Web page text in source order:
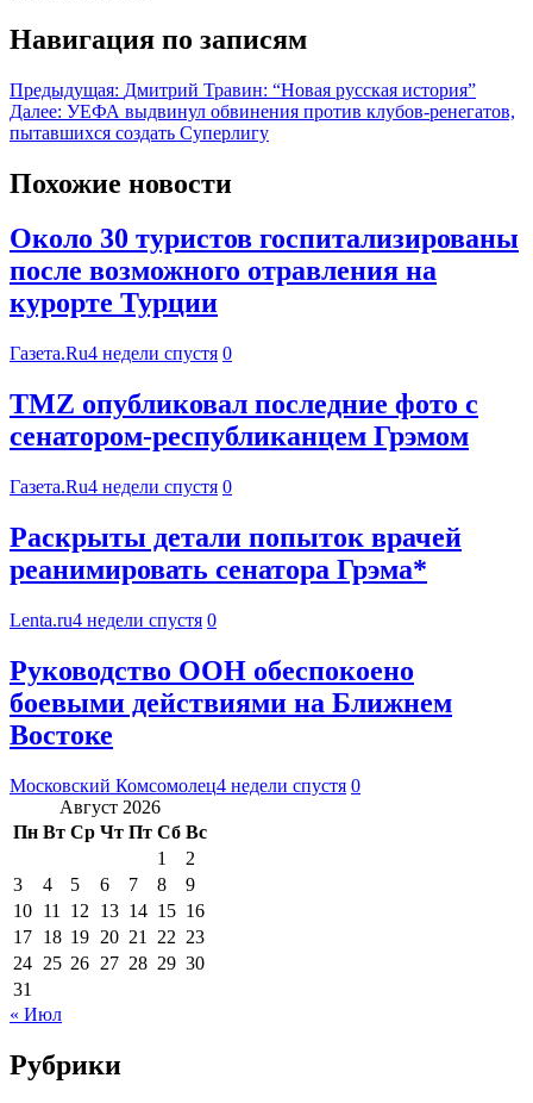
Навигация по записям
Предыдущая: Дмитрий Травин: “Новая русская история”
Далее: УЕФА выдвинул обвинения против клубов-ренегатов,
пытавшихся создать Суперлигу
Похожие новости
Около 30 туристов госпитализированы
после возможного отравления на
курорте Турции
Газета.Ru4 недели спустя 0
TMZ опубликовал последние фото с
сенатором-республиканцем Грэмом
Газета.Ru4 недели спустя 0
Раскрыты детали попыток врачей
реанимировать сенатора Грэма*
Lenta.ru4 недели спустя 0
Руководство ООН обеспокоено
боевыми действиями на Ближнем
Востоке
Московский Комсомолец4 недели спустя 0
Август 2026
Пн Вт Ср Чт Пт Сб Вс
1
2
3
4 5 6 7 8
9
10 11 12 13 14 15 16
17 18 19 20 21 22 23
24 25 26 27 28 29 30
31
« Июл
Рубрики